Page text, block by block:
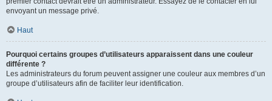
envoyant un message privé.
Haut
Pourquoi certains groupes d’utilisateurs apparaissent dans une couleur
différente ?
Les administrateurs du forum peuvent assigner une couleur aux membres d’un
groupe d’utilisateurs afin de faciliter leur identification.